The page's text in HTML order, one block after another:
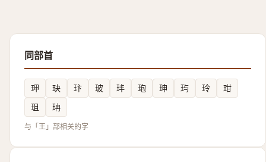
同部首
玾 玦 玣 玻 玤 玸 珅 玙 玲
玵
珇
珃
与「王」部相关的字